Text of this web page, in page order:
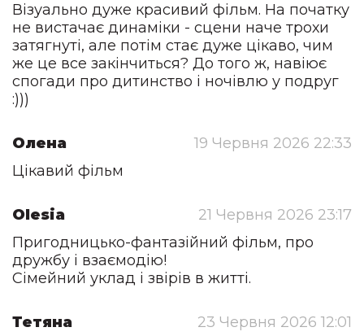
Візуально дуже красивий фільм. На початку
не вистачає динаміки - сцени наче трохи
затягнуті, але потім стає дуже цікаво, чим
же це все закінчиться? До того ж, навіює
спогади про дитинство і ночівлю у подруг
:)))
Олена
19 Червня 2026 22:33
Цікавий фільм
Olesia
21 Червня 2026 23:17
Пригодницько-фантазійний фільм, про
дружбу і взаємодію!
Сімейний уклад і звірів в житті.
Тетяна
23 Червня 2026 12:01